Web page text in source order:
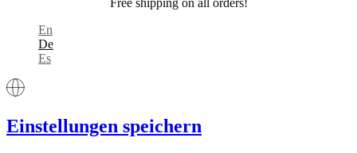
Free shipping on all orders!
En
De
Es
Einstellungen speichern